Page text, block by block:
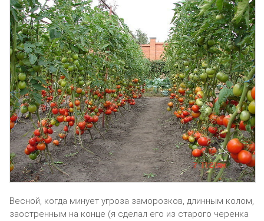
Весной, когда минует угроза заморозков, длинным колом,
заостренным на конце (я сделал его из старого черенка